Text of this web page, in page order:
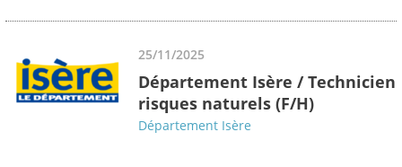
25/11/2025
Département Isère / Technicien
risques naturels (F/H)
Département Isère